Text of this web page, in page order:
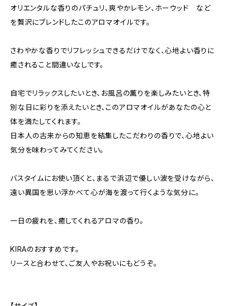
オリエンタルな香りのパチュリ、爽やかレモン、ホーウッド など
を贅沢にブレンドしたこのアロマオイルです。
さわやかな香りでリフレッシュできるだけでなく、心地よい香りに
癒されること間違いなしです。
自宅でリラックスしたいとき、お風呂の薫りを楽しみたいとき、特
別な日に彩りを添えたいとき、このアロマオイルがあなたの心と
体を満たしてくれます。
日本人の古来からの知恵を結集したこだわりの香りで、心地よい
気分を味わってみてください。
バスタイムにお使い頂くと、まるで浜辺で優しい波を受けながら、
遠い異国を思い浮かべて心が海を渡って行くような気分に。
一日の疲れを、癒してくれるアロマの香り。
KIRAのおすすめです。
リースと合わせて、ご友人やお祝いにもどうぞ。